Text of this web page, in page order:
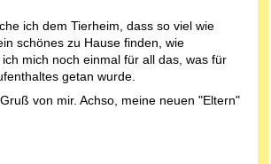
ich dem Tierheim, dass so viel wie
schönes zu Hause finden, wie
mich noch einmal für all das, was für
getan wurde.
von mir. Achso, meine neuen "Eltern"